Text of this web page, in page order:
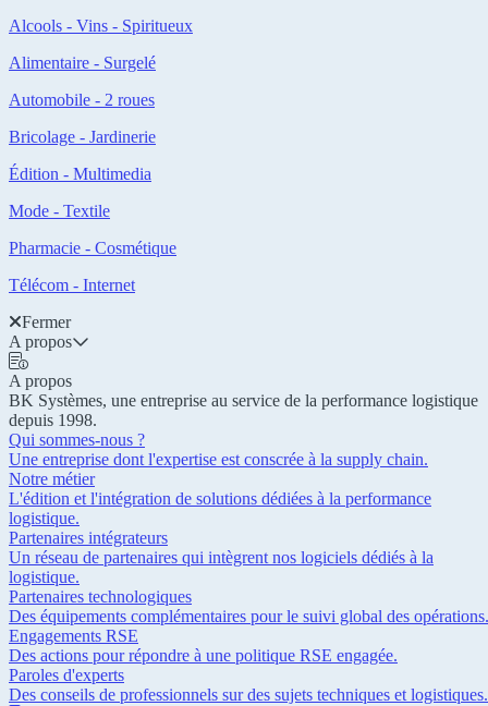
Alcools - Vins - Spiritueux
Alimentaire - Surgelé
Automobile - 2 roues
Bricolage - Jardinerie
Édition - Multimedia
Mode - Textile
Pharmacie - Cosmétique
Télécom - Internet
Fermer
A propos
A propos
BK Systèmes, une entreprise au service de la performance logistique
depuis 1998.
Qui sommes-nous ?
Une entreprise dont l'expertise est conscrée à la supply chain.
Notre métier
L'édition et l'intégration de solutions dédiées à la performance
logistique.
Partenaires intégrateurs
Un réseau de partenaires qui intègrent nos logiciels dédiés à la
logistique.
Partenaires technologiques
Des équipements complémentaires pour le suivi global des opérations.
Engagements RSE
Des actions pour répondre à une politique RSE engagée.
Paroles d'experts
Des conseils de professionnels sur des sujets techniques et logistiques.